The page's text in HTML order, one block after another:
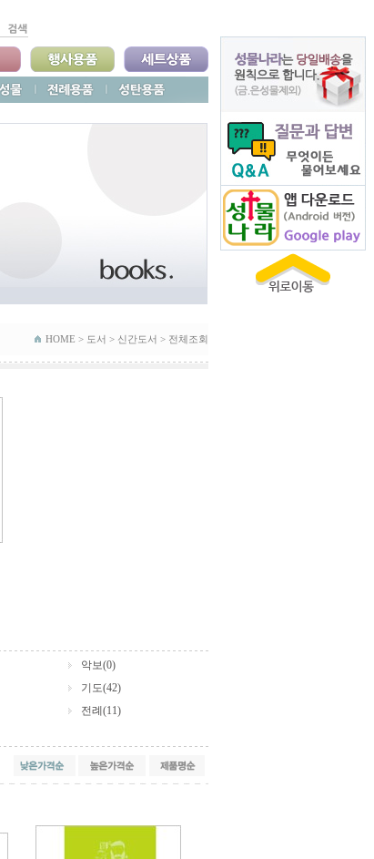
HOME > 도서 > 신간도서 > 전체조회
악보(0)
기도(42)
전례(11)